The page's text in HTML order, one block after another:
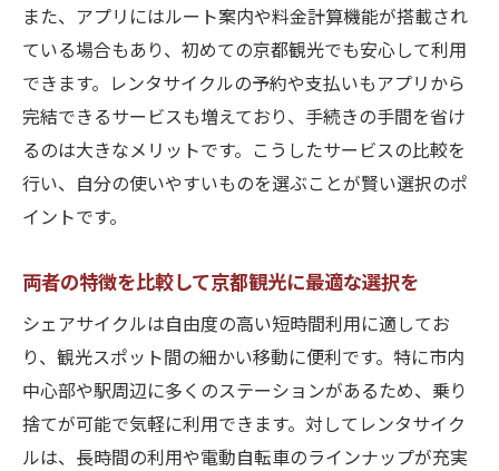
また、アプリにはルート案内や料金計算機能が搭載され
ている場合もあり、初めての京都観光でも安心して利用
できます。レンタサイクルの予約や支払いもアプリから
完結できるサービスも増えており、手続きの手間を省け
るのは大きなメリットです。こうしたサービスの比較を
行い、自分の使いやすいものを選ぶことが賢い選択のポ
イントです。
両者の特徴を比較して京都観光に最適な選択を
シェアサイクルは自由度の高い短時間利用に適してお
り、観光スポット間の細かい移動に便利です。特に市内
中心部や駅周辺に多くのステーションがあるため、乗り
捨てが可能で気軽に利用できます。対してレンタサイク
ルは、長時間の利用や電動自転車のラインナップが充実